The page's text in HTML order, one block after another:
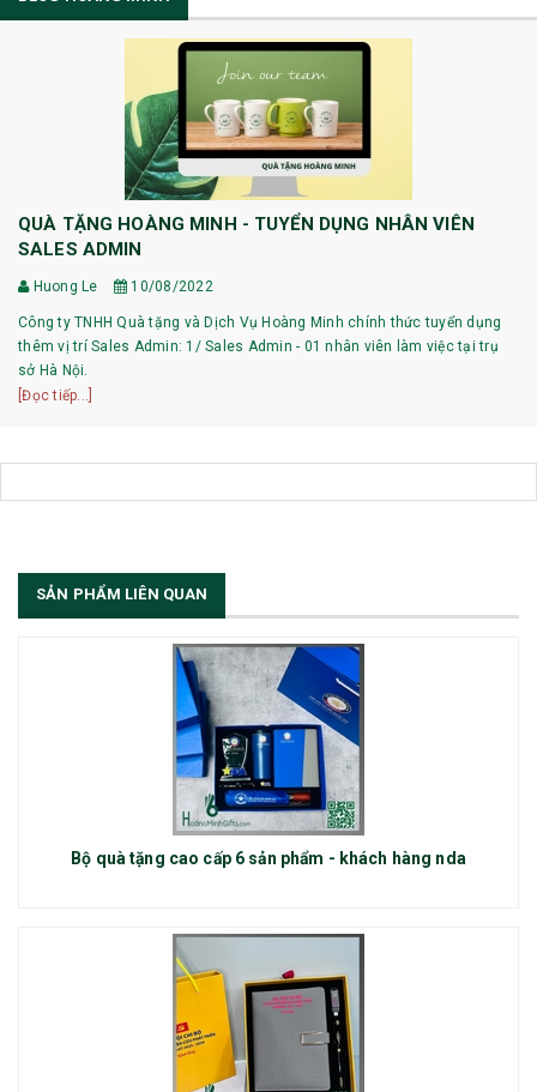
QUÀ TẶNG HOÀNG MINH - TUYỂN DỤNG NHÂN VIÊN
SALES ADMIN
Huong Le 10/08/2022
Công ty TNHH Quà tặng và Dịch Vụ Hoàng Minh chính thức tuyển dụng
thêm vị trí Sales Admin: 1/ Sales Admin - 01 nhân viên làm việc tại trụ
sở Hà Nội.
[Đọc tiếp...]
SẢN PHẨM LIÊN QUAN
Bộ quà tặng cao cấp 6 sản phẩm - khách hàng nda